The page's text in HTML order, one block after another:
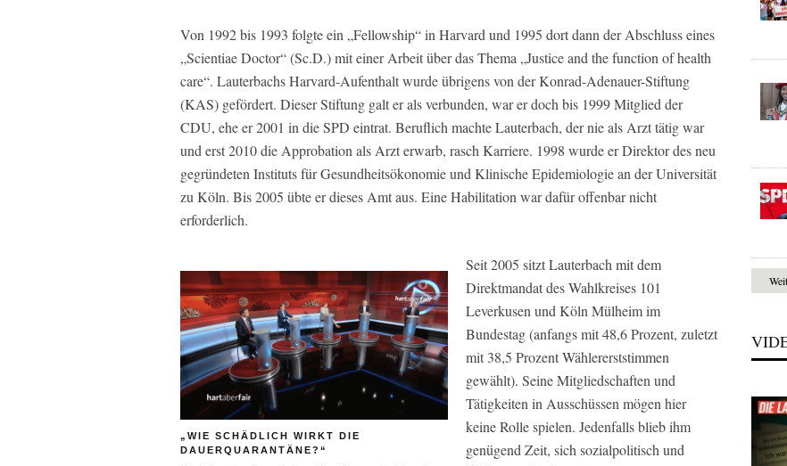
Von 1992 bis 1993 folgte ein „Fellowship“ in Harvard und 1995 dort dann der Abschluss eines
„Scientiae Doctor“ (Sc.D.) mit einer Arbeit über das Thema „Justice and the function of health
care“. Lauterbachs Harvard-Aufenthalt wurde übrigens von der Konrad-Adenauer-Stiftung
(KAS) gefördert. Dieser Stiftung galt er als verbunden, war er doch bis 1999 Mitglied der
CDU, ehe er 2001 in die SPD eintrat. Beruflich machte Lauterbach, der nie als Arzt tätig war
und erst 2010 die Approbation als Arzt erwarb, rasch Karriere. 1998 wurde er Direktor des neu
gegründeten Instituts für Gesundheitsökonomie und Klinische Epidemiologie an der Universität
zu Köln. Bis 2005 übte er dieses Amt aus. Eine Habilitation war dafür offenbar nicht
erforderlich.
„WIE SCHÄDLICH WIRKT DIE
DAUERQUARANTÄNE?“
Seit 2005 sitzt Lauterbach mit dem
Direktmandat des Wahlkreises 101
Leverkusen und Köln Mülheim im
Bundestag (anfangs mit 48,6 Prozent, zuletzt
mit 38,5 Prozent Wählererststimmen
gewählt). Seine Mitgliedschaften und
Tätigkeiten in Ausschüssen mögen hier
keine Rolle spielen. Jedenfalls blieb ihm
genügend Zeit, sich sozialpolitisch und